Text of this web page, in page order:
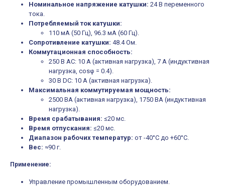
Номинальное напряжение катушки: 24 В переменного
тока.
Потребляемый ток катушки:
110 мА (50 Гц), 96.3 мА (60 Гц).
Сопротивление катушки: 48.4 Ом.
Коммутационная способность:
250 В AC: 10 А (активная нагрузка), 7 А (индуктивная
нагрузка, cosφ = 0.4).
30 В DC: 10 А (активная нагрузка).
Максимальная коммутируемая мощность:
2500 ВА (активная нагрузка), 1750 ВА (индуктивная
нагрузка).
Время срабатывания: ≤20 мс.
Время отпускания: ≤20 мс.
Диапазон рабочих температур: от -40°C до +60°C.
Вес: ≈90 г.
Применение:
Управление промышленным оборудованием.